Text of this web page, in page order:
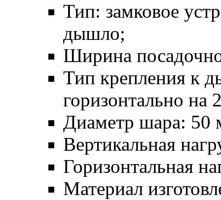
Тип: замковое
дышло;
Ширина
Тип крепления к
горизонтально на
Диаметр шара: 50
Вертикальная
Горизонтальная
Материал